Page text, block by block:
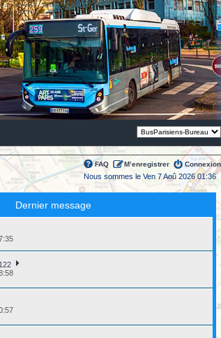
FAQ M’enregistrer Connexion
Nous sommes le Ven 7 Aoû 2026 01:36
Dernier message